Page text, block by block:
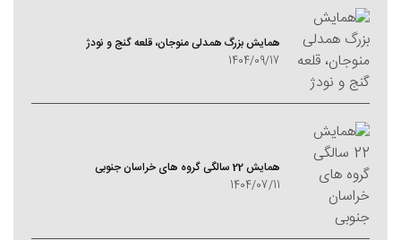
همایش بزرگ همدلی منوجان، قلعه گنج و نودژ
1404/09/17
همایش 22 سالگی گروه های خراسان جنوبی
1404/07/11